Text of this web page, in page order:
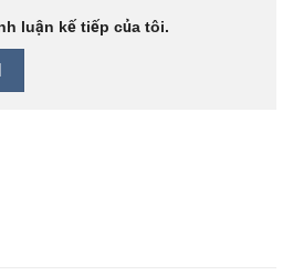
luận kế tiếp của tôi.